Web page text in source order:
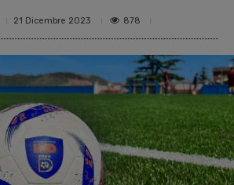
21 Dicembre 2023 878